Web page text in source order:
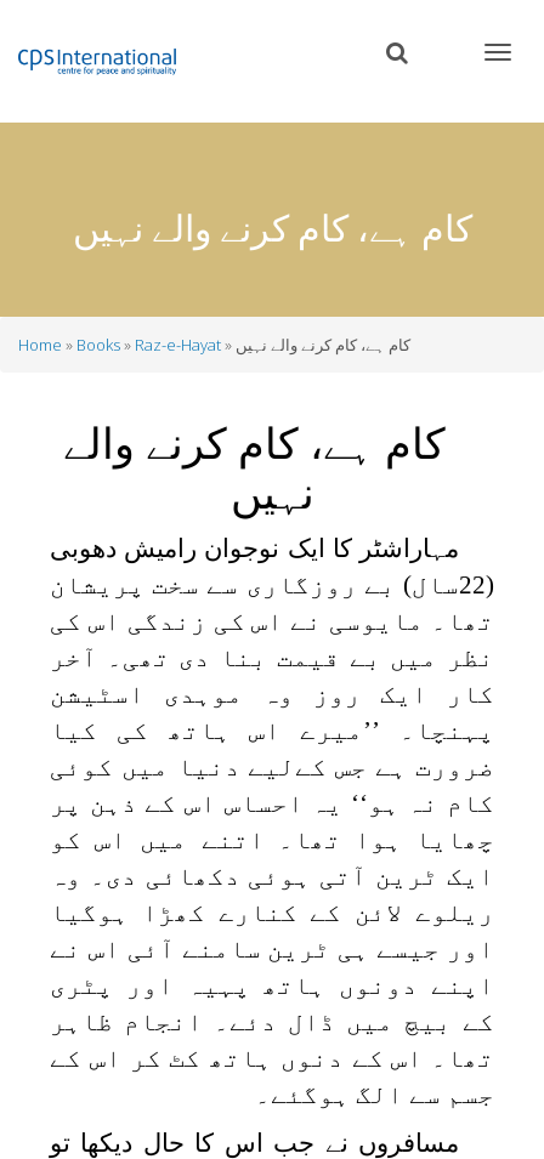
content
کام ہے، کام کرنے والے نہیں
Home Books Raz-e-Hayat کام ہے، کام کرنے والے نہیں
کام ہے، کام کرنے والے
نہیں
مہاراشٹر کا ایک نوجوان رامیش دھوبی
(22سال) بے روزگاری سے سخت پریشان
تھا۔ مایوسی نے اس کی زندگی اس کی
نظر میں بے قیمت بنا دی تھی۔ آخر
کار ایک روز وہ موہدی اسٹیشن
پہنچا۔ ’’میرے اس ہاتھ کی کیا
ضرورت ہے جس کےلیے دنیا میں کوئی
کام نہ ہو‘‘ یہ احساس اس کے ذہن پر
چھایا ہوا تھا۔ اتنے میں اس کو
ایک ٹرین آتی ہوئی دکھائی دی۔ وہ
ریلوے لائن کے کنارے کھڑا ہوگیا
اور جیسے ہی ٹرین سامنے آئی اس نے
اپنے دونوں ہاتھ پہیہ اور پٹری
کے بیچ میں ڈال دئے۔ انجام ظاہر
تھا۔ اس کے دنوں ہاتھ کٹ کر اس کے
جسم سے الگ ہوگئے۔
مسافروں نے جب اس کا حال دیکھا تو